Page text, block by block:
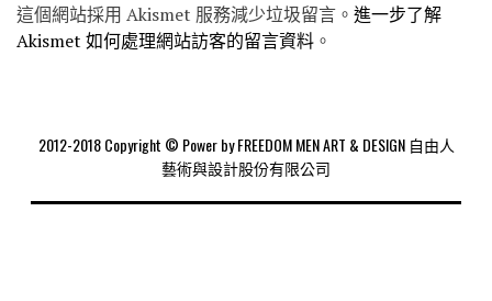
這個網站採用 Akismet 服務減少垃圾留言。 進一步了解
Akismet 如何處理網站訪客的留言資料 。
2012-2018 Copyright © Power by FREEDOM MEN ART & DESIGN 自由人
藝術與設計股份有限公司